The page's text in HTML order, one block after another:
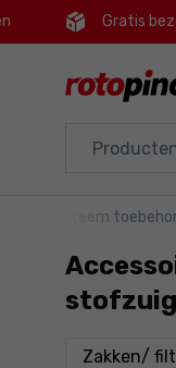
Gratis
Huis en
Systeem
Zakken/